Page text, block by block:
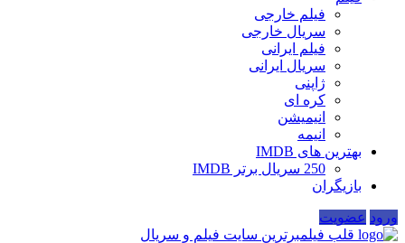
فیلم خارجی
سریال خارجی
فیلم ایرانی
سریال ایرانی
ژاپنی
کره ای
انیمیشن
انیمه
بهترین های IMDB
250 سریال برتر IMDB
بازیگران
ورود عضویت
قلب فیلمبرترین سایت فیلم و سریال